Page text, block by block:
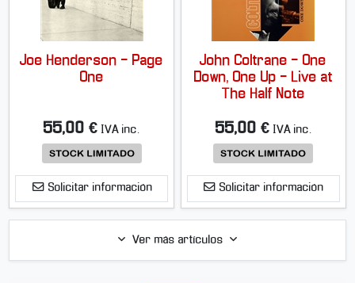
Joe Henderson - Page
One
55,00 € IVA inc.
Solicitar información
John Coltrane - One
Down, One Up - Live at
The Half Note
55,00 € IVA inc.
Solicitar información
Ver más artículos